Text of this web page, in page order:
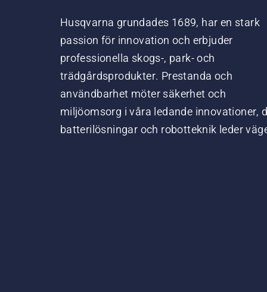
Husqvarna grundades 1689, har en stark
passion för innovation och erbjuder
professionella skogs-, park- och
trädgårdsprodukter. Prestanda och
användbarhet möter säkerhet och
miljöomsorg i våra ledande innovationer,
batterilösningar och robotteknik leder